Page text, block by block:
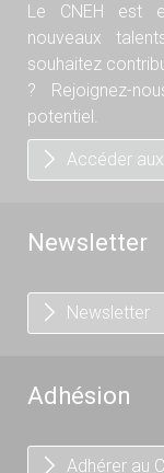
Le CNEH est
nouveaux
souhaitez
? Rejoignez-
potentiel.
Accéder
Newsletter
Newsletter
Adhésion
Adhérer au